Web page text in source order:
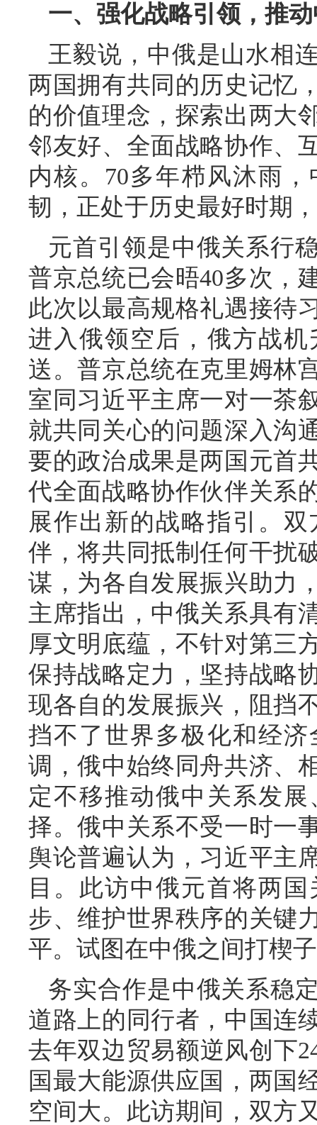
一、强化战略引领，推
王毅说，中俄是山水相
两国拥有共同的历史记忆
的价值理念，探索出两大
邻友好、全面战略协作、
内核。70多年栉风沐雨
韧，正处于历史最好时期
元首引领是中俄关系行
普京总统已会晤40多次，
此次以最高规格礼遇接待
进入俄领空后，俄方战
送。普京总统在克里姆林
室同习近平主席一对一茶
就共同关心的问题深入沟
要的政治成果是两国元首
代全面战略协作伙伴关系
展作出新的战略指引。
伴，将共同抵制任何干扰
谋，为各自发展振兴助力
主席指出，中俄关系具有
厚文明底蕴，不针对第三
保持战略定力，坚持战略
现各自的发展振兴，阻挡
挡不了世界多极化和经
调，俄中始终同舟共济、
定不移推动俄中关系发
择。俄中关系不受一时一
舆论普遍认为，习近平主
目。此访中俄元首将两
步、维护世界秩序的关键
平。试图在中俄之间打楔
务实合作是中俄关系稳
道路上的同行者，中国连
去年双边贸易额逆风创下
国最大能源供应国，两国
空间大。此访期间，双方